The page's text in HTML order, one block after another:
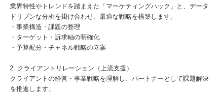
業界特性やトレンドを踏まえた「マーケティングハック」と、データ
ドリブンな分析を掛け合わせ、最適な戦略を構築します。
・事業構造・課題の整理
・ターゲット・訴求軸の明確化
・予算配分・チャネル戦略の立案
2. クライアントリレーション（上流支援）
クライアントの経営・事業戦略を理解し、パートナーとして課題解決
を推進します。